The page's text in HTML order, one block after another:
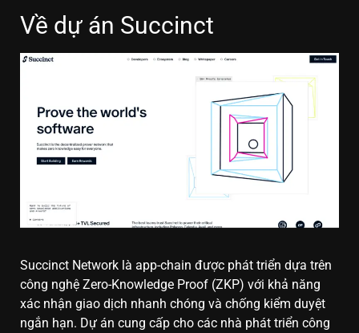
Về dự án Succinct
Succinct Network là app-chain được phát triển dựa trên
công nghệ Zero-Knowledge Proof (ZKP) với khả năng
xác nhận giao dịch nhanh chóng và chống kiểm duyệt
ngắn hạn. Dự án cung cấp cho các nhà phát triển công